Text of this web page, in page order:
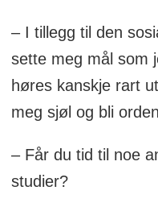
– I tillegg til den
sette meg mål som
høres kanskje rart
meg sjøl og bli
– Får du tid til noe
studier?